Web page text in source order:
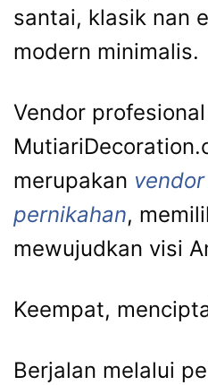
santai, klasik nan
modern minimalis.
Vendor
merupakan
pernikahan,
mewujudkan visi
Keempat,
Berjalan melalui